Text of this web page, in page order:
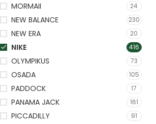
MORMAII 24
NEW BALANCE 230
NEW ERA 20
NIKE 416
OLYMPIKUS 73
OSADA 105
PADDOCK 17
PANAMA JACK 161
PICCADILLY 91